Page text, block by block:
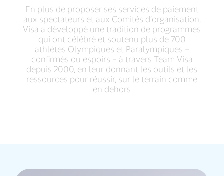
En plus de proposer ses services de paiement
aux spectateurs et aux Comités d’organisation,
Visa a développé une tradition de programmes
qui ont célébré et soutenu plus de 700
athlètes Olympiques et Paralympiques –
confirmés ou espoirs – à travers Team Visa
depuis 2000, en leur donnant les outils et les
ressources pour réussir, sur le terrain comme
en dehors